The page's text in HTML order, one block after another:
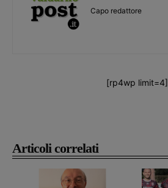
Articoli correlati
Capo redattore
[rp4wp limit=4]